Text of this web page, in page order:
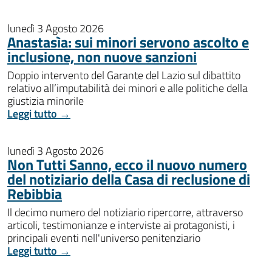
lunedì 3 Agosto 2026
Anastasìa: sui minori servono ascolto e
inclusione, non nuove sanzioni
Doppio intervento del Garante del Lazio sul dibattito
relativo all’imputabilità dei minori e alle politiche della
giustizia minorile
Leggi tutto →
lunedì 3 Agosto 2026
Non Tutti Sanno, ecco il nuovo numero
del notiziario della Casa di reclusione di
Rebibbia
Il decimo numero del notiziario ripercorre, attraverso
articoli, testimonianze e interviste ai protagonisti, i
principali eventi nell'universo penitenziario
Leggi tutto →